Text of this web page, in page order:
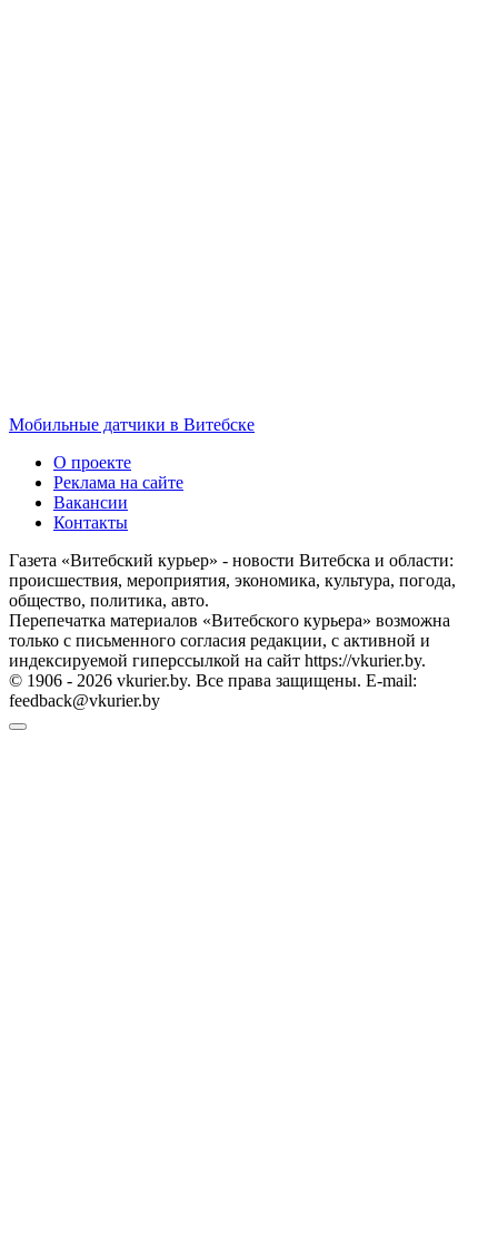
Мобильные датчики в Витебске
О проекте
Реклама на сайте
Вакансии
Контакты
Газета «Витебский курьер» - новости Витебска и области:
происшествия, мероприятия, экономика, культура, погода,
общество, политика, авто.
Перепечатка материалов «Витебского курьера» возможна
только с письменного согласия редакции, с активной и
индексируемой гиперссылкой на сайт https://vkurier.by.
© 1906 - 2026 vkurier.by. Все права защищены. E-mail:
feedback@vkurier.by